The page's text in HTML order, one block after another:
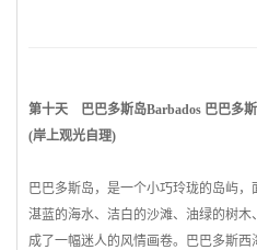
第十天 巴巴多斯岛Barbados 巴巴多斯
(岸上观光自理)
巴巴多斯岛，是一个小巧玲珑的岛屿，
湛蓝的海水、洁白的沙滩、油绿的树
成了一幅迷人的风情画卷。
巴巴多斯西